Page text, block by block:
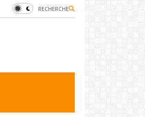
RECHERCHE